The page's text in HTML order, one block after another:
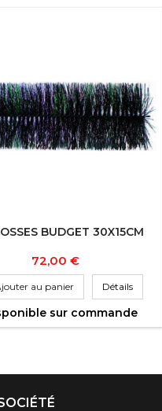
BUDGET 30X15CM
Prix
72,00 €
au panier Détails
sur commande